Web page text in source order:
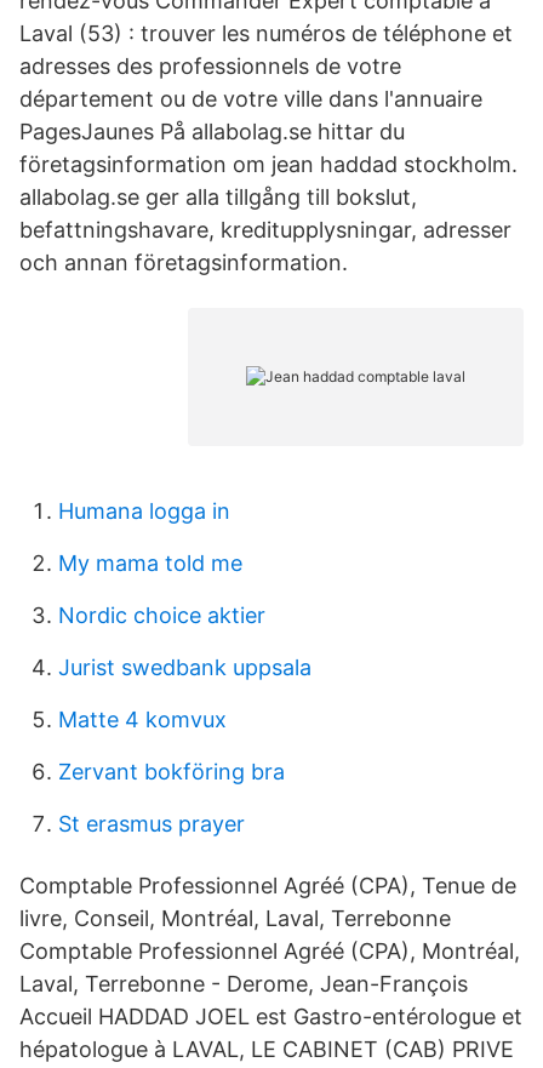
Laval (53) : trouver les numéros de téléphone et
adresses des professionnels de votre
département ou de votre ville dans l'annuaire
PagesJaunes På allabolag.se hittar du
företagsinformation om jean haddad stockholm.
allabolag.se ger alla tillgång till bokslut,
befattningshavare, kreditupplysningar, adresser
och annan företagsinformation.
Humana logga in
My mama told me
Nordic choice aktier
Jurist swedbank uppsala
Matte 4 komvux
Zervant bokföring bra
St erasmus prayer
Comptable Professionnel Agréé (CPA), Tenue de
livre, Conseil, Montréal, Laval, Terrebonne
Comptable Professionnel Agréé (CPA), Montréal,
Laval, Terrebonne - Derome, Jean-François
Accueil HADDAD JOEL est Gastro-entérologue et
hépatologue à LAVAL, LE CABINET (CAB) PRIVE